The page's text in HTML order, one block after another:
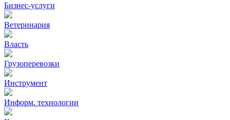
Бизнес-услуги
Ветеринария
Власть
Грузоперевозки
Инструмент
Информ. технологии